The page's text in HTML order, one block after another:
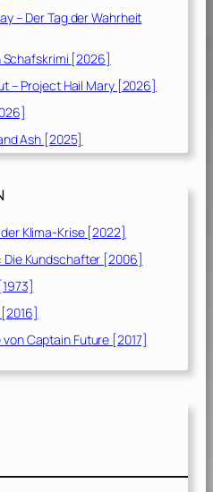
– Der Tag der Wahrheit
Schafskrimi [2026]
– Project Hail Mary [2026]
Ash [2025]
Klima-Krise [2022]
Die Kundschafter [2006]
von Captain Future [2017]